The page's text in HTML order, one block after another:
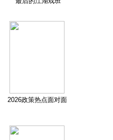
2026政策热点面对面